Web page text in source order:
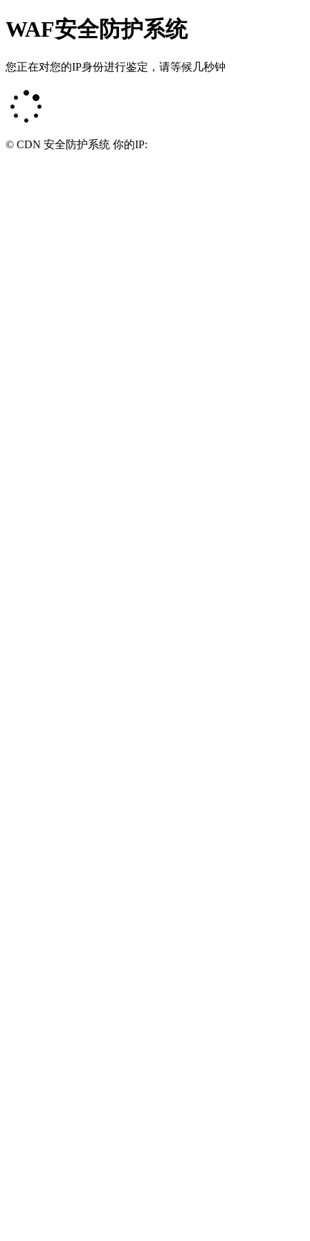
WAF安全防护系统
您正在对您的IP身份进行鉴定，请等候几秒钟
© CDN 安全防护系统 你的IP: